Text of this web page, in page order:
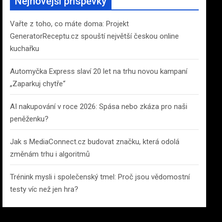
h
Vařte z toho, co máte doma: Projekt
GeneratorReceptu.cz spouští největší českou online
kuchařku
Automyčka Express slaví 20 let na trhu novou kampaní
„Zaparkuj chytře“
AI nakupování v roce 2026: Spása nebo zkáza pro naši
peněženku?
Jak s MediaConnect.cz budovat značku, která odolá
změnám trhu i algoritmů
Trénink mysli i společenský tmel: Proč jsou vědomostní
testy víc než jen hra?